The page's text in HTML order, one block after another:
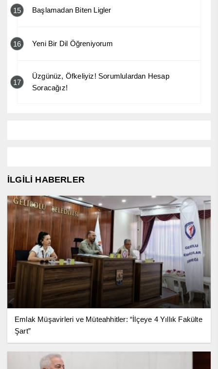
15 Başlamadan Biten Ligler
16 Yeni Bir Dil Öğreniyorum
17
Üzgünüz, Öfkeliyiz! Sorumlulardan Hesap
Soracağız!
İLGİLİ HABERLER
Emlak Müşavirleri ve Müteahhitler: “İlçeye 4 Yıllık Fakülte
Şart”